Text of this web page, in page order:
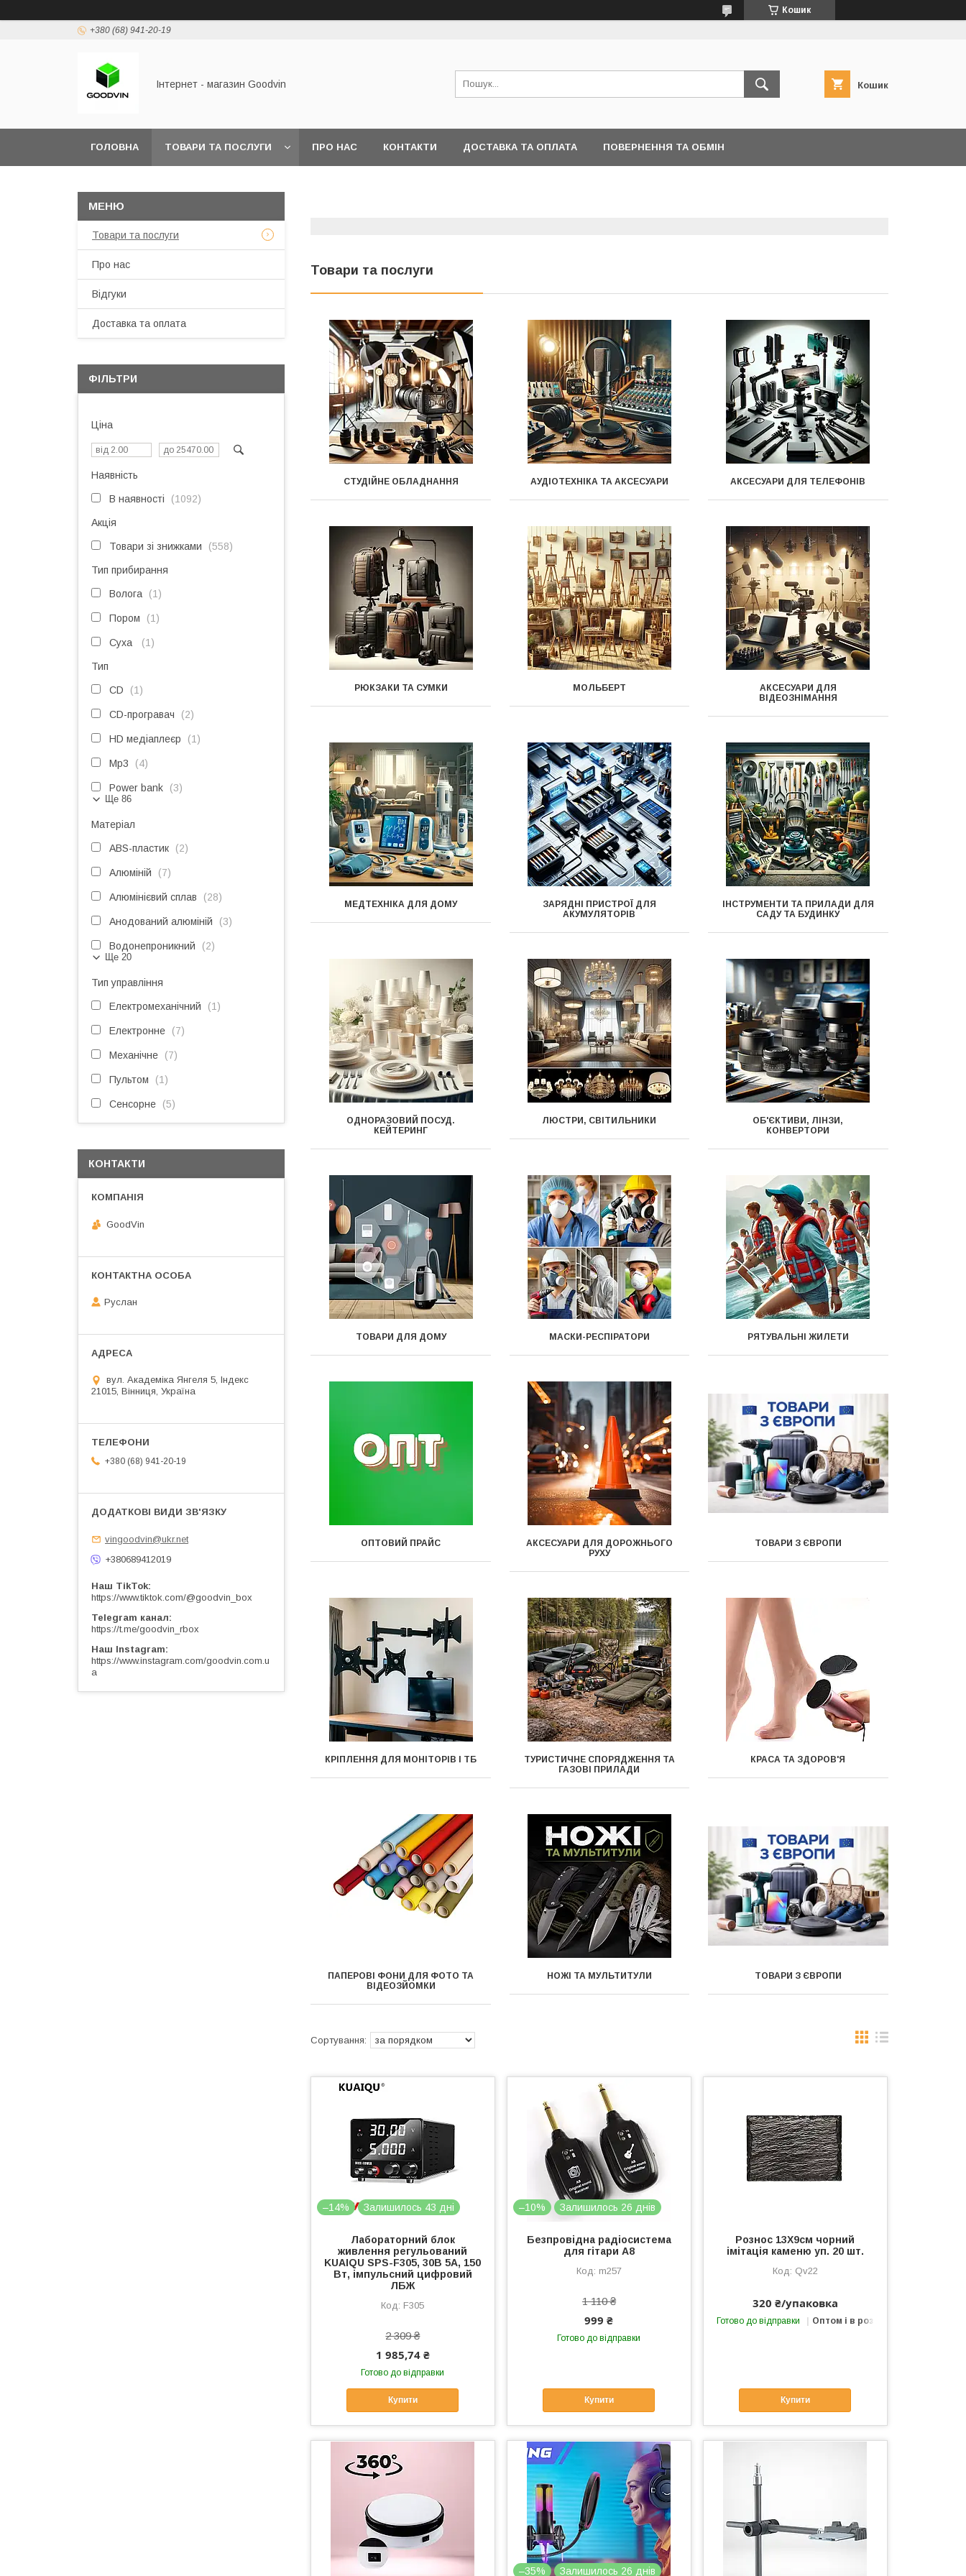
Кошик
+380 (68) 941-20-19
Інтернет - магазин Goodvin Кошик
ГОЛОВНА ТОВАРИ ТА ПОСЛУГИ ПРО НАС КОНТАКТИ ДОСТАВКА ТА ОПЛАТА ПОВЕРНЕННЯ ТА ОБМІН
Товари та послуги
СТУДІЙНЕ ОБЛАДНАННЯ АУДІОТЕХНІКА ТА АКСЕСУАРИ АКСЕСУАРИ ДЛЯ ТЕЛЕФОНІВ
РЮКЗАКИ ТА СУМКИ МОЛЬБЕРТ
АКСЕСУАРИ ДЛЯ
ВІДЕОЗНІМАННЯ
МЕДТЕХНІКА ДЛЯ ДОМУ
ЗАРЯДНІ ПРИСТРОЇ ДЛЯ
АКУМУЛЯТОРІВ
ІНСТРУМЕНТИ ТА ПРИЛАДИ ДЛЯ
САДУ ТА БУДИНКУ
ОДНОРАЗОВИЙ ПОСУД.
КЕЙТЕРИНГ
ЛЮСТРИ, СВІТИЛЬНИКИ
ОБ'ЄКТИВИ, ЛІНЗИ,
КОНВЕРТОРИ
ТОВАРИ ДЛЯ ДОМУ МАСКИ-РЕСПІРАТОРИ РЯТУВАЛЬНІ ЖИЛЕТИ
ОПТОВИЙ ПРАЙС
АКСЕСУАРИ ДЛЯ ДОРОЖНЬОГО
РУХУ
ТОВАРИ З ЄВРОПИ
КРІПЛЕННЯ ДЛЯ МОНІТОРІВ І ТБ
ТУРИСТИЧНЕ СПОРЯДЖЕННЯ ТА
ГАЗОВІ ПРИЛАДИ
КРАСА ТА ЗДОРОВ'Я
ПАПЕРОВІ ФОНИ ДЛЯ ФОТО ТА
ВІДЕОЗЙОМКИ
НОЖІ ТА МУЛЬТИТУЛИ ТОВАРИ З ЄВРОПИ
–14% Залишилось 43 дні
Лабораторний блок
живлення регульований
KUAIQU SPS-F305, 30В 5А, 150
Вт, імпульсний цифровий
ЛБЖ
F305
2 309 ₴
1 985,74 ₴
Готово до відправки
Купити
–10% Залишилось 26 днів
Безпровідна радіосистема
для гітари А8
m257
1 110 ₴
999 ₴
Готово до відправки
Купити
Рознос 13Х9см чорний
імітація каменю уп. 20 шт.
Qv22
320 ₴/упаковка
Готово до відправки Оптом і в роздріб
Купити
–35% Залишилось 26 днів
Товари та послуги
Про нас
Відгуки
Доставка та оплата
ФІЛЬТРИ
Ціна
Наявність
В наявності 1092
Акція
Товари зі знижками 558
Тип прибирання
Волога 1
Пором 1
Суха 1
Тип
CD 1
CD-програвач 2
HD медіаплеєр 1
Mp3 4
Power bank 3
Ще 86
Матеріал
ABS-пластик 2
Алюміній 7
Алюмінієвий сплав 28
Анодований алюміній 3
Водонепроникний 2
Ще 20
Тип управління
Електромеханічний 1
Електронне 7
Механічне 7
Пультом 1
Сенсорне 5
КОНТАКТИ
GoodVin
Руслан
вул. Академіка Янгеля 5, Індекс
21015, Вінниця, Україна
+380 (68) 941-20-19
vingoodvin@ukr.net
+380689412019
Наш TikTok
https://www.tiktok.com/@goodvin_box
Telegram канал
https://t.me/goodvin_rbox
Наш Instagram
https://www.instagram.com/goodvin.com.u
a